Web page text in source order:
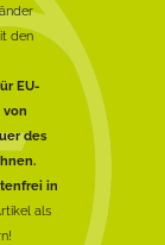
den
EU-
von
des
in
als